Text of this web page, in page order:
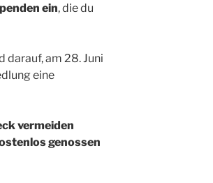
ein, die du
darauf, am 28. Juni
eine
vermeiden
genossen